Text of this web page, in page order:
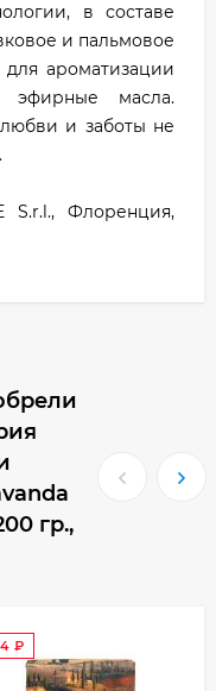
в составе
и пальмовое
ароматизации
эфирные масла.
и заботы не
S.r.l., Флоренция,
гр.,
₽